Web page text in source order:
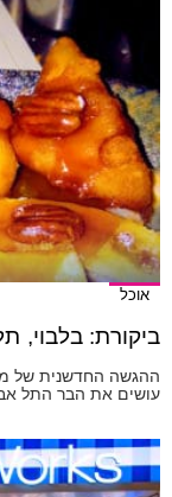
אוכל
ביקורת: בלבוי,
ההגשה החדשנית של
עושים את הבר התל